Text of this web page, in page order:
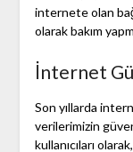
internete olan
olarak bakım
İnternet
Son yıllarda
verilerimizin
kullanıcıları